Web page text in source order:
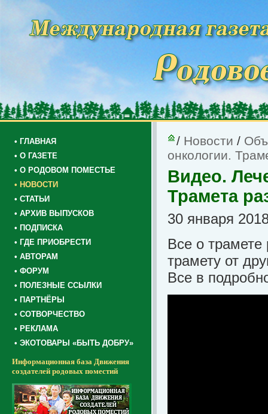
• ГЛАВНАЯ
• О ГАЗЕТЕ
• О РОДОВОМ ПОМЕСТЬЕ
• НОВОСТИ
• СТАТЬИ
• АРХИВ ВЫПУСКОВ
• ПОДПИСКА
• ГДЕ ПРИОБРЕСТИ
• АВТОРАМ
• ФОРУМ
• ПОЛЕЗНЫЕ ССЫЛКИ
• ПАРТНЁРЫ
• СОТВОРЧЕСТВО
• РЕКЛАМА
• ЭКОТОВАРЫ «БЫТЬ ДОБРУ»
Информационная база Движения
создателей родовых поместий
/ Новости /
онкологии.
Видео.
Трамета
30 января
Все о трамете
трамету от
Все в